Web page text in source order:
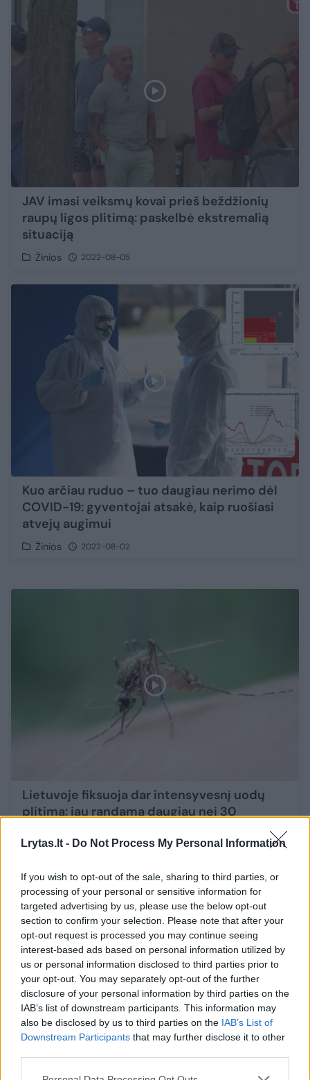
Lrytas.lt - Do Not Process My Personal Information
If you wish to opt-out of the sale, sharing to third parties, or
processing of your personal or sensitive information for
targeted advertising by us, please use the below opt-out
section to confirm your selection. Please note that after your
opt-out request is processed you may continue seeing
interest-based ads based on personal information utilized by
us or personal information disclosed to third parties prior to
your opt-out. You may separately opt-out of the further
disclosure of your personal information by third parties on the
IAB’s list of downstream participants. This information may
also be disclosed by us to third parties on the IAB’s List of
Downstream Participants that may further disclose it to other
JAV imasi veiksmų kovai prieš beždžionių
raupų ligos plitimą: paskelbė ekstremalią
situaciją
Žinios 2022-08-05
Kuo arčiau ruduo – tuo daugiau nerimo dėl
COVID-19: gyventojai atsakė, kaip ruošiasi
atvejų augimui
Žinios 2022-08-02
Lietuvoje fiksuoja dar intensyvesnį uodų
plitimą: jau randama daugiau nei 30
Žinios